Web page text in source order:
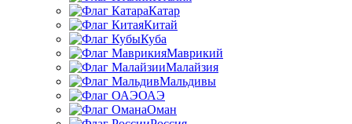
Катар
Китай
Куба
Маврикий
Малайзия
Мальдивы
ОАЭ
Оман